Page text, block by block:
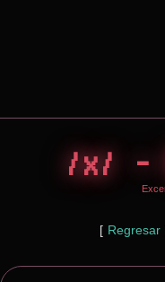
/x/ -
[ Regresar